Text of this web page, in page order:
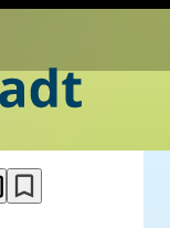
bookmark_border